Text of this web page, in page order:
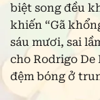
biệt song đều
khiến “Gã
sáu mươi, sai
cho Rodrigo De
đệm bóng ở